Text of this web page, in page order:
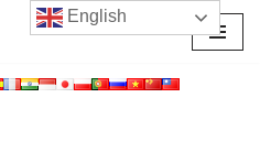
English